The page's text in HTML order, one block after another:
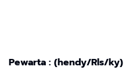
Pewarta : (hendy/Rls/ky)